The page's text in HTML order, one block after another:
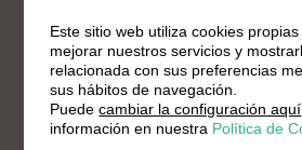
Ensalada fresca de atún y
Fácil 11 min. 4 Pers.
Este sitio web utiliza cookies
mejorar nuestros servicios y
relacionada con sus preferencias
sus hábitos de navegación.
Puedecambiar la configuración aquí
información en nuestra Política de